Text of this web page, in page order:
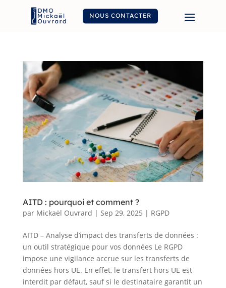
NOUS CONTACTER
AITD : pourquoi et comment ?
par Mickaël Ouvrard | Sep 29, 2025 | RGPD
AITD – Analyse d’impact des transferts de données :
un outil stratégique pour vos données Le RGPD
impose une vigilance accrue sur les transferts de
données hors UE. En effet, le transfert hors UE est
interdit par défaut, sauf si le destinataire garantit un